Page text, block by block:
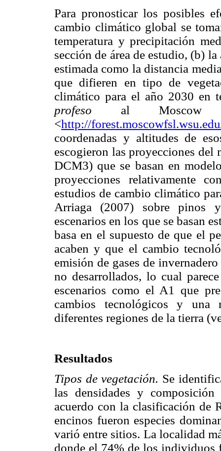
Para pronosticar los posibles
cambio climático global se
temperatura y precipitación
sección de área de estudio, (b)
estimada como la distancia
que difieren en tipo de
climático para el año 2030 en
profeso al Moscow
<http://
coordenadas y altitudes de
escogieron las proyecciones
DCM3) que se basan en
proyecciones relativamente
estudios de cambio climático
Arriaga (2007) sobre pinos
escenarios en los que se basan
basa en el supuesto de que el
acaben y que el cambio
emisión de gases de
no desarrollados, lo cual
escenarios como el A1 que
cambios tecnológicos y una
diferentes regiones de la tierra
Resultados
Tipos de vegetación. Se
las densidades y
acuerdo con la clasificación de
encinos fueron especies
varió entre sitios. La localidad
donde el 74% de los individuos